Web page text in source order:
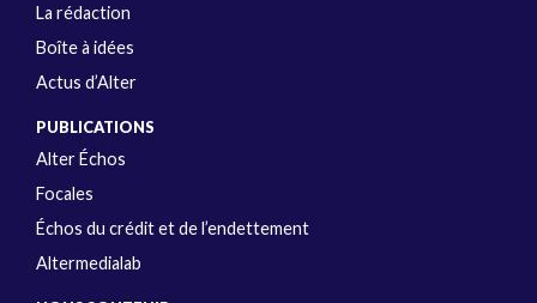
La rédaction
Boîte à idées
Actus d’Alter
PUBLICATIONS
Alter Échos
Focales
Échos du crédit et de l’endettement
Altermedialab